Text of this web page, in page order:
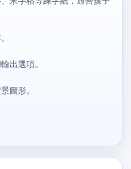
出選項。
圖形。